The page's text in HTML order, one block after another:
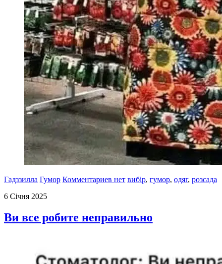
Гадззилла Гумор Комментариев нет вибір, гумор, одяг, розсада
6 Січня 2025
Ви все робите неправильно